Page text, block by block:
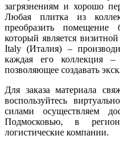
загрязнениям и хорошо
Любая плитка из
преобразить помещение
который является
Italy (Италия) –
каждая его коллекция –
позволяющее создавать
Для заказа материала
воспользуйтесь
силами осуществляем
Подмосковью, в
логистические компании.